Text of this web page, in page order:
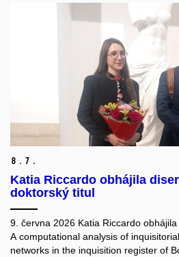
8. 7.
Katia Riccardo obhájila
doktorský titul
9. června 2026 Katia Riccardo
A computational analysis of
networks in the inquisition register of